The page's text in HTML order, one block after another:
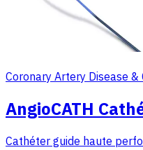
Coronary Artery Disease
AngioCATH
Cathéter guide haute